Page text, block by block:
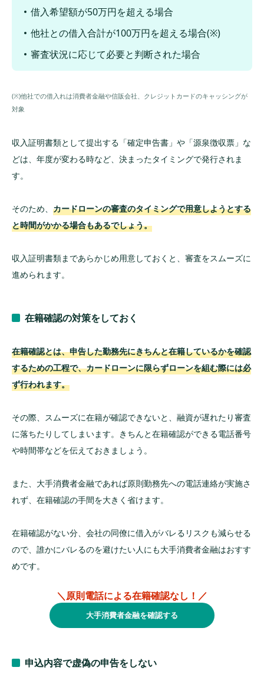
借入希望額が50万円を超える場合
他社との借入合計が100万円を超える場合(※)
審査状況に応じて必要と判断された場合
(※)他社での借入れは消費者金融や信販会社、クレジットカードのキャッシングが
対象
収入証明書類として提出する「確定申告書」や「源泉徴収票」な
どは、年度が変わる時など、決まったタイミングで発行されま
す。
そのため、 カードローンの審査のタイミングで用意しようとする
と時間がかかる場合もあるでしょう。
収入証明書類まであらかじめ用意しておくと、審査をスムーズに
進められます。
在籍確認の対策をしておく
在籍確認とは、申告した勤務先にきちんと在籍しているかを確認
するための工程で、カードローンに限らずローンを組む際には必
ず行われます。
その際、スムーズに在籍が確認できないと、融資が遅れたり審査
に落ちたりしてしまいます。きちんと在籍確認ができる電話番号
や時間帯などを伝えておきましょう。
また、大手消費者金融であれば原則勤務先への電話連絡が実施さ
れず、在籍確認の手間を大きく省けます。
在籍確認がない分、会社の同僚に借入がバレるリスクも減らせる
ので、誰かにバレるのを避けたい人にも大手消費者金融はおすす
めです。
＼原則電話による在籍確認なし！／
大手消費者金融を確認する
申込内容で虚偽の申告をしない